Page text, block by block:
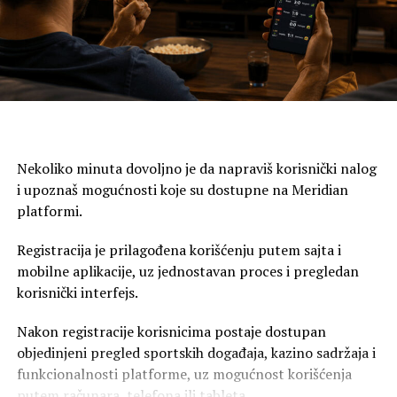
veliki Instagram giveaway. Sve informacije o giveaway-u i
uslovima za učešće pronađi
OVDJE
Nekoliko minuta dovoljno je da napraviš korisnički nalog
i upoznaš mogućnosti koje su dostupne na Meridian
platformi.
Registracija je prilagođena korišćenju putem sajta i
mobilne aplikacije, uz jednostavan proces i pregledan
korisnički interfejs.
Nakon registracije korisnicima postaje dostupan
objedinjeni pregled sportskih događaja, kazino sadržaja i
funkcionalnosti platforme, uz mogućnost korišćenja